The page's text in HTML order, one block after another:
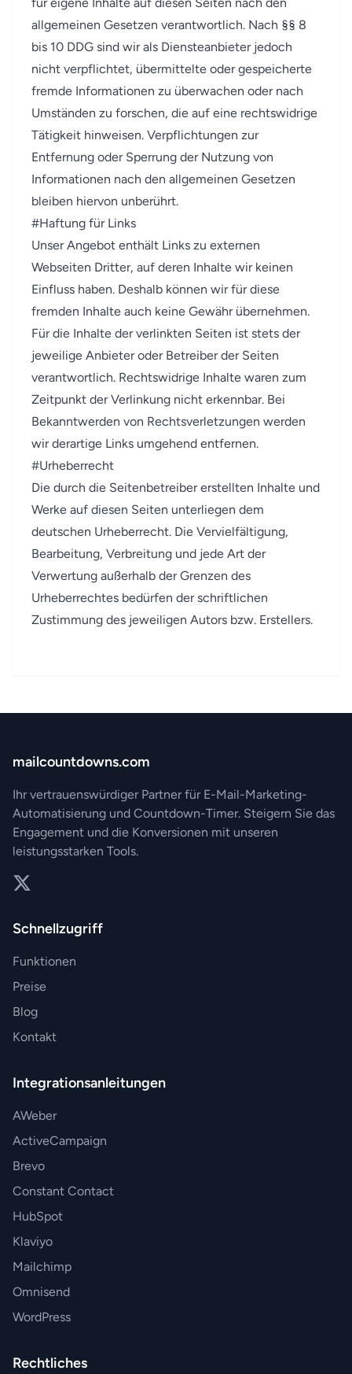
allgemeinen Gesetzen verantwortlich. Nach §§ 8
bis 10 DDG sind wir als Diensteanbieter jedoch
nicht verpflichtet, übermittelte oder gespeicherte
fremde Informationen zu überwachen oder nach
Umständen zu forschen, die auf eine rechtswidrige
Tätigkeit hinweisen. Verpflichtungen zur
Entfernung oder Sperrung der Nutzung von
Informationen nach den allgemeinen Gesetzen
bleiben hiervon unberührt.
#Haftung für Links
Unser Angebot enthält Links zu externen
Webseiten Dritter, auf deren Inhalte wir keinen
Einfluss haben. Deshalb können wir für diese
fremden Inhalte auch keine Gewähr übernehmen.
Für die Inhalte der verlinkten Seiten ist stets der
jeweilige Anbieter oder Betreiber der Seiten
verantwortlich. Rechtswidrige Inhalte waren zum
Zeitpunkt der Verlinkung nicht erkennbar. Bei
Bekanntwerden von Rechtsverletzungen werden
wir derartige Links umgehend entfernen.
#Urheberrecht
Die durch die Seitenbetreiber erstellten Inhalte und
Werke auf diesen Seiten unterliegen dem
deutschen Urheberrecht. Die Vervielfältigung,
Bearbeitung, Verbreitung und jede Art der
Verwertung außerhalb der Grenzen des
Urheberrechtes bedürfen der schriftlichen
Zustimmung des jeweiligen Autors bzw. Erstellers.
mailcountdowns.com
Ihr vertrauenswürdiger Partner für E-Mail-Marketing-
Automatisierung und Countdown-Timer. Steigern Sie das
Engagement und die Konversionen mit unseren
leistungsstarken Tools.
Twitter
Schnellzugriff
Funktionen
Preise
Blog
Kontakt
Integrationsanleitungen
AWeber
ActiveCampaign
Brevo
Constant Contact
HubSpot
Klaviyo
Mailchimp
Omnisend
WordPress
Rechtliches